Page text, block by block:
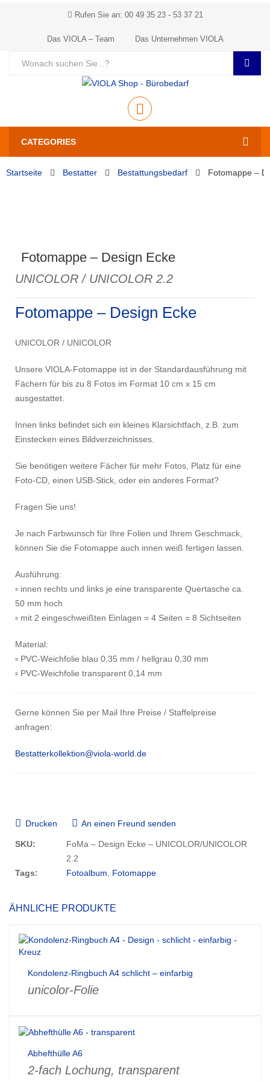
Rufen Sie an: 00 49 35 23 - 53 37 21
Das VIOLA – Team Das Unternehmen VIOLA
CATEGORIES
Startseite Bestatter Bestattungsbedarf Fotomappe –
Fotomappe – Design Ecke
UNICOLOR / UNICOLOR 2.2
Fotomappe – Design Ecke
UNICOLOR / UNICOLOR
Unsere VIOLA-Fotomappe ist in der Standardausführung mit
Fächern für bis zu 8 Fotos im Format 10 cm x 15 cm
ausgestattet.
Innen links befindet sich ein kleines Klarsichtfach, z.B. zum
Einstecken eines Bildverzeichnisses.
Sie benötigen weitere Fächer für mehr Fotos, Platz für eine
Foto-CD, einen USB-Stick, oder ein anderes Format?
Fragen Sie uns!
Je nach Farbwunsch für Ihre Folien und Ihrem Geschmack,
können Sie die Fotomappe auch innen weiß fertigen lassen.
Ausführung:
▫ innen rechts und links je eine transparente Quertasche ca.
50 mm hoch
▫ mit 2 eingeschweißten Einlagen = 4 Seiten = 8 Sichtseiten
Material:
▫ PVC-Weichfolie blau 0,35 mm / hellgrau 0,30 mm
▫ PVC-Weichfolie transparent 0,14 mm
Gerne können Sie per Mail Ihre Preise / Staffelpreise
anfragen:
Bestatterkollektion@viola-world.de
Drucken An einen Freund senden
SKU:
FoMa – Design Ecke – UNICOLOR/UNICOLOR
2.2
Tags:
Fotoalbum Fotomappe
ÄHNLICHE PRODUKTE
Kondolenz-Ringbuch A4 schlicht – einfarbig
unicolor-Folie
Abhefthülle A6
2-fach Lochung, transparent